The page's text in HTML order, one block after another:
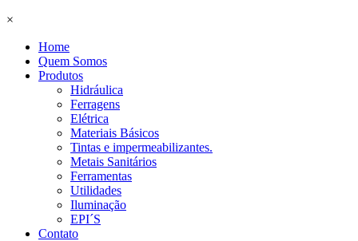
×
Home
Quem Somos
Produtos
Hidráulica
Ferragens
Elétrica
Materiais Básicos
Tintas e impermeabilizantes.
Metais Sanitários
Ferramentas
Utilidades
Iluminação
EPI´S
Contato